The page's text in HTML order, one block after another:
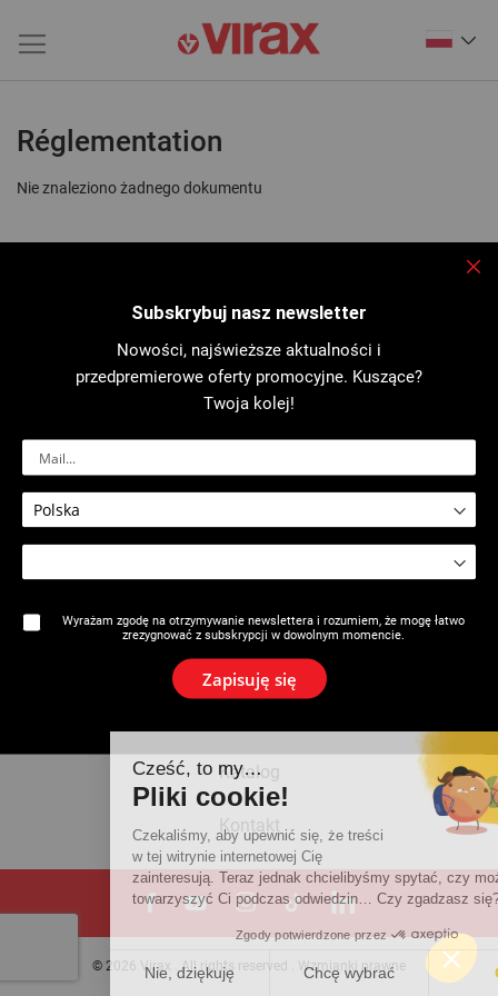
Réglementation
Nie znaleziono żadnego dokumentu
Marka
Aktualności
Katalog
Kontakt
© 2026 Virax . All rights reserved . Wzmianki prawne
Subskrybuj nasz newsletter
Nowości, najświeższe aktualności i
przedpremierowe oferty promocyjne. Kuszące?
Twoja kolej!
Wyrażam zgodę na otrzymywanie newslettera i rozumiem, że mogę łatwo
zrezygnować z subskrypcji w dowolnym momencie.
Zapisuję się
Cześć, to my…
Pliki cookie!
Czekaliśmy, aby upewnić się, że treści
w tej witrynie internetowej Cię
zainteresują. Teraz jednak chcielibyśmy spytać, czy możemy
towarzyszyć Ci podczas odwiedzin… Czy zgadzasz się?
Zgody potwierdzone przez
Nie, dziękuję Chcę wybrać OK!